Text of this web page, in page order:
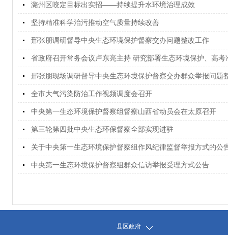
潞州区咬定目标出实招——持续提升水环境治理成效
坚持精准科学治污推动空气质量持续改善
邢张朋调研督导中央生态环境保护督察交办问题整改工作
省政府召开常务会议卢东亮主持 研究部署生态环境保护、高考
邢张朋现场调研督导中央生态环境保护督察交办群众举报问题
全市大气污染防治工作视频调度会召开
中央第一生态环境保护督察组督察山西省动员会在太原召开
第三轮第四批中央生态环保督察全部实现进驻
关于中央第一生态环境保护督察组作风纪律监督举报方式的公
中央第一生态环境保护督察组群众信访举报受理方式公告
县区政府